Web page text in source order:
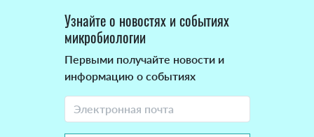
Узнайте о новостях и событиях
микробиологии
Первыми получайте новости и
информацию о событиях